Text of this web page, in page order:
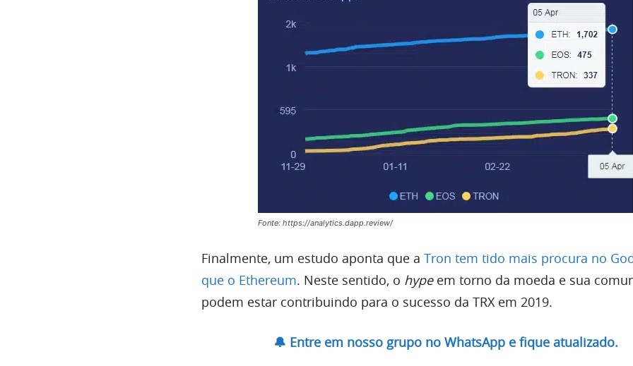
Fonte: https://analytics.dapp.review/
Finalmente, um estudo aponta que a Tron tem tido mais procura no
que o Ethereum. Neste sentido, o hypeem torno da moeda e sua
podem estar contribuindo para o sucesso da TRX em 2019.
🔔 Entre em nosso grupo no WhatsApp e fique atualizado.